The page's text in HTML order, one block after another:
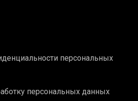
персональных
персональных данных